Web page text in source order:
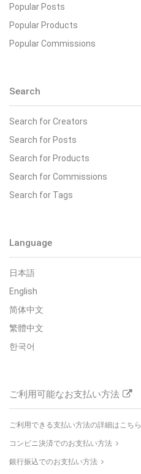
Popular Posts
Popular Products
Popular Commissions
Search
Search for Creators
Search for Posts
Search for Products
Search for Commissions
Search for Tags
Language
日本語
English
简体中文
繁體中文
한국어
ご利用可能なお支払い方法
ご利用できる支払い方法の詳細はこちら
コンビニ決済でのお支払い方法
銀行振込でのお支払い方法